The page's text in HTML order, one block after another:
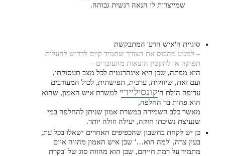
שמייצרות לו הנאה רגשית גבוהה.
סוגיית ה'איש הרע' המתבקשת
– למנוע מהבוס את הצורך שתמיד קיים לדרוש להעלות
תפוקה או להקטין הוצאות מהעובדים –
היא מפתה, שכן היא אינהרנטית לכל מצב תעסוקתי,
ועם זאת, שיווקית, ערכית, תפישתית, לכול המעורבים
עדיפה הילת ה'קונסיליירי' למשרת איש האמון, שהוא
הוא פחות בר החלפה,
מאשר כלב השמירה במשרת אמון שניתן להחלפה במי
שנעיצת נשיכתו חזקה, יעילה וזולה יותר.
כן יש לקחת בחשבון שהכפיפים האחרים ישאלו בכל עת,
בעין צרה, 'למה הוא…' שכן איש האמון מהווה איום
מתמיד על רמת חייהם, שכן הוא מהווה סוג של 'בקרת